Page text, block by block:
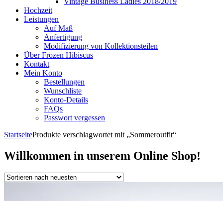
Hochzeit
Leistungen
Auf Maß
Anfertigung
Modifizierung von Kollektionsteilen
Über Frozen Hibiscus
Kontakt
Mein Konto
Bestellungen
Wunschliste
Konto-Details
FAQs
Passwort vergessen
StartseiteProdukte verschlagwortet mit „Sommeroutfit“
Willkommen in unserem Online Shop!